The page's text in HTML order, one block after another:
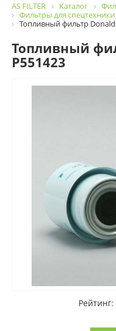
AS FILTER Каталог
Фильтры для
Топливный фильтр
Топливный
P551423
Рейтинг: